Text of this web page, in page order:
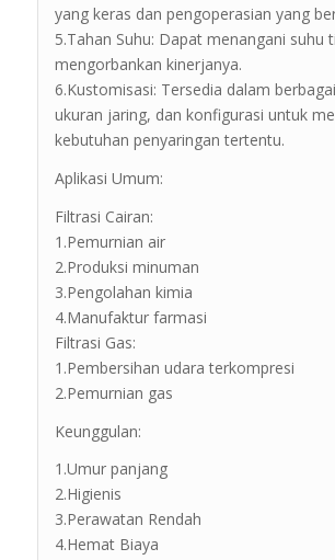
yang keras dan pengoperasian yang
5.Tahan Suhu: Dapat menangani suhu
mengorbankan kinerjanya.
6.Kustomisasi: Tersedia dalam
ukuran jaring, dan konfigurasi untuk
kebutuhan penyaringan tertentu.
Aplikasi Umum:
Filtrasi Cairan:
1.Pemurnian air
2.Produksi minuman
3.Pengolahan kimia
4.Manufaktur farmasi
Filtrasi Gas:
1.Pembersihan udara terkompresi
2.Pemurnian gas
Keunggulan:
1.Umur panjang
2.Higienis
3.Perawatan Rendah
4.Hemat Biaya